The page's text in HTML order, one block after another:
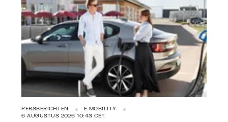
PERSBERICHTEN
E-MOBILITY
6 AUGUSTUS 2026 10:43 CET